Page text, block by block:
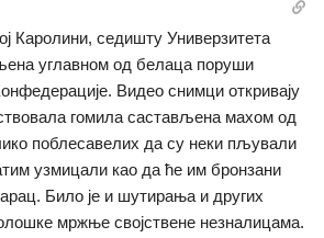
Каролини, седишту Универзитета
углавном од белаца поруши
Видео снимци откривају
гомила састављена махом од
поблесавелих да су неки пљували
узмицали као да ће им бронзани
Било је и шутирања и других
мржње својствене незналицама.